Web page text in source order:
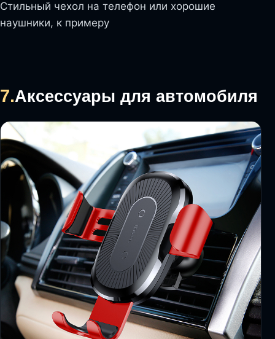
Стильный чехол на телефон или хорошие
наушники, к примеру
7.Аксессуары для автомобиля